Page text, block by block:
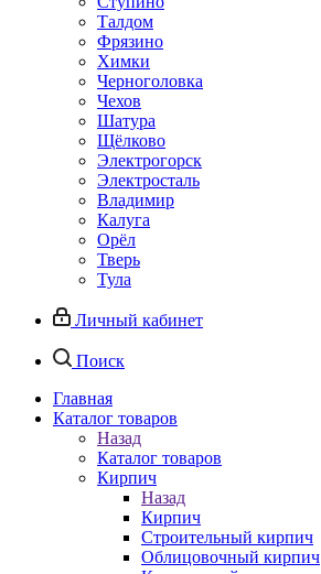
Талдом
Фрязино
Химки
Черноголовка
Чехов
Шатура
Щёлково
Электрогорск
Электросталь
Владимир
Калуга
Орёл
Тверь
Тула
Личный кабинет
Поиск
Главная
Каталог товаров
Назад
Каталог товаров
Кирпич
Назад
Кирпич
Строительный кирпич
Облицовочный кирпич